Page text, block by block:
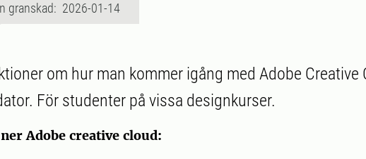
granskad: 2026-01-14
om hur man kommer igång med Adobe Creative
För studenter på vissa designkurser.
Adobe creative cloud: